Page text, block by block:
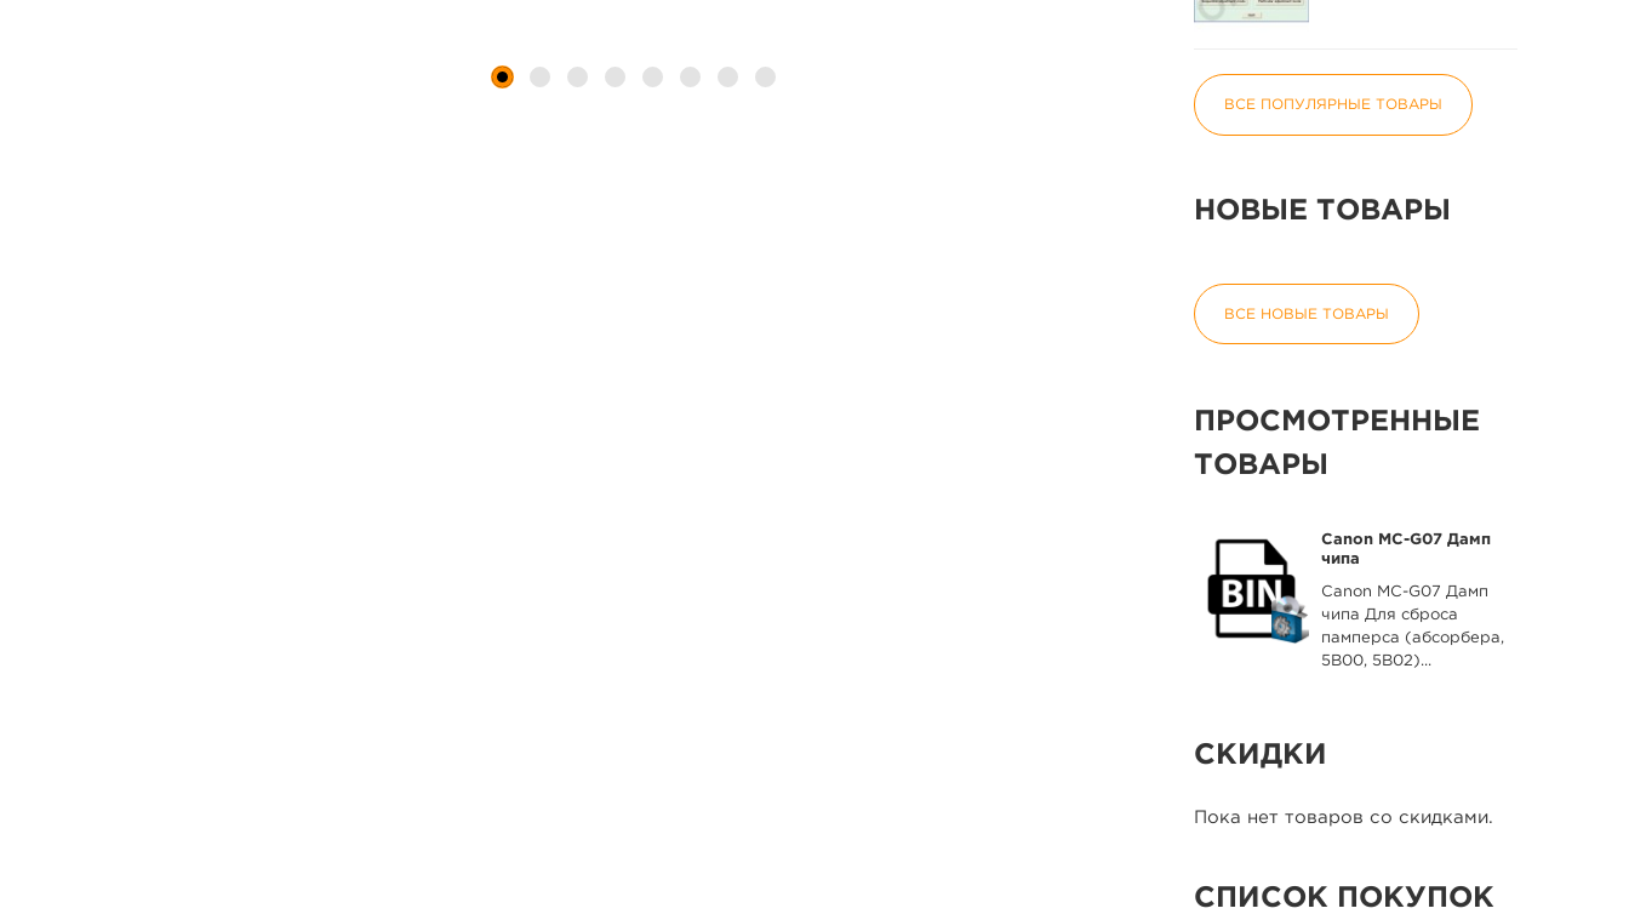
ВСЕ ПОПУЛЯРНЫЕ ТОВАРЫ
НОВЫЕ ТОВАРЫ
ВСЕ НОВЫЕ ТОВАРЫ
ПРОСМОТРЕННЫЕ
ТОВАРЫ
Canon MC-G07 Дамп
чипа
Canon MC-G07 Дамп
чипа Для сброса
памперса (абсорбера,
5B00, 5B02)...
СКИДКИ
Пока нет товаров со скидками.
СПИСОК ПОКУПОК